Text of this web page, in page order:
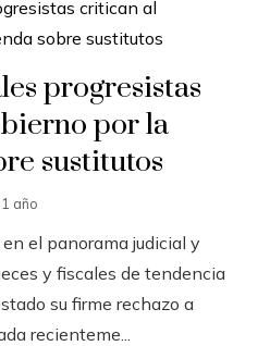
progresistas
por la
sustitutos
año
el panorama judicial y
y fiscales de tendencia
su firme rechazo a
recienteme...